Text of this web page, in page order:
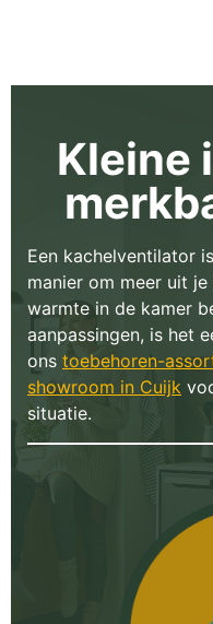
Kleine
Een kachelventilator
manier om meer uit
warmte in de kamer
aanpassingen, is het
ons toebehoren-
showroom in Cuijk
situatie.